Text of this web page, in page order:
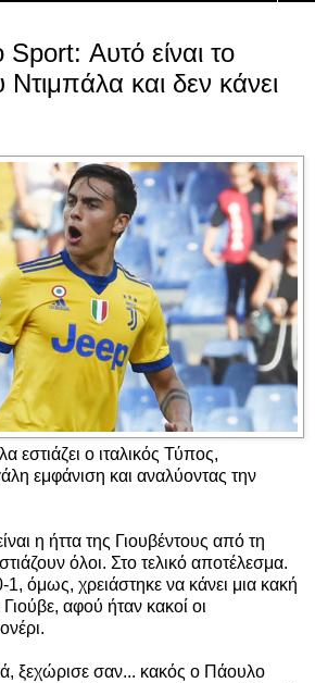
Αυτό είναι το
και δεν κάνει
εστιάζει ο ιταλικός Τύπος,
εμφάνιση και αναλύοντας την
η ήττα της Γιουβέντους από τη
όλοι. Στο τελικό αποτέλεσμα.
1, όμως, χρειάστηκε να κάνει μια κακή
αφού ήταν κακοί οι
ξεχώρισε σαν... κακός ο Πάουλο